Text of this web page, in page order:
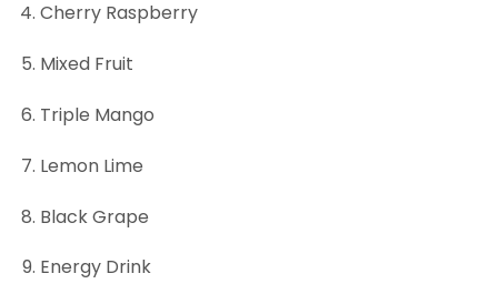
Cherry Raspberry
Mixed Fruit
Triple Mango
Lemon Lime
Black Grape
Energy Drink